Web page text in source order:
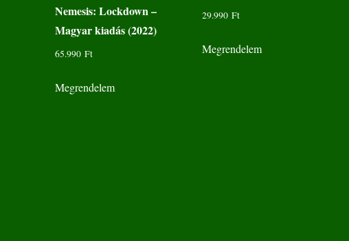
Nemesis: Lockdown –
Magyar kiadás (2022)
65.990Ft
Megrendelem
29.990Ft
Megrendelem